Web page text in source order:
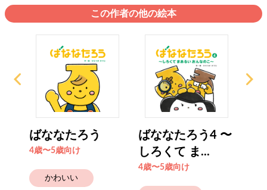
この作者の他の絵本
ばななたろう
4歳〜5歳向け
かわいい
ばななたろう4 〜
しろくて ま...
4歳〜5歳向け